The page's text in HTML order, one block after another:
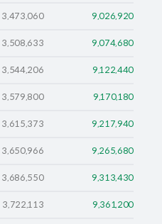
3,473,060 9,026,920
3,508,633 9,074,680
3,544,206 9,122,440
3,579,800 9,170,180
3,615,373 9,217,940
3,650,966 9,265,680
3,686,550 9,313,430
3,722,113 9,361,200